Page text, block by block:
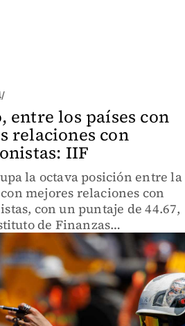
entre los países con
relaciones con
IIF
la octava posición entre la
mejores relaciones con
con un puntaje de 44.67,
de Finanzas
(IIF).